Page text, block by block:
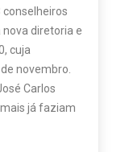
conselheiros
nova diretoria e
cuja
novembro.
Carlos
já faziam